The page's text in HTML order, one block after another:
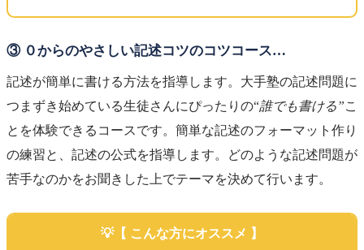
③ ０からのやさしい記述コツのコツコース…
記述が簡単に書ける方法を指導します。大手塾の記述問題に
つまずき始めている生徒さんにぴったりの“誰でも書ける”こ
とを体験できるコースです。簡単な記述のフォーマット作り
の練習と、記述の公式を指導します。どのような記述問題が
苦手なのかをお聞きした上でテーマを決めて行います。
【 こんな方にオススメ 】